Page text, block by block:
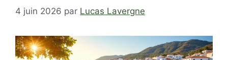
4 juin 2026 par Lucas Lavergne